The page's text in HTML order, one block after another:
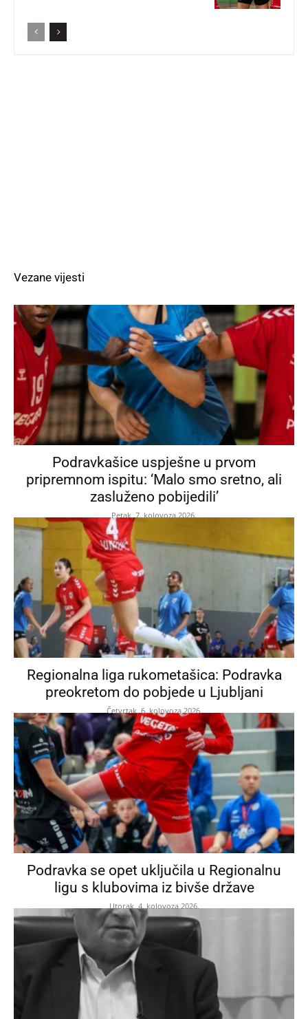
Vezane vijesti
Podravkašice uspješne u prvom
pripremnom ispitu: ‘Malo smo sretno, ali
zasluženo pobijedili’
Petak, 7. kolovoza 2026.
Regionalna liga rukometašica: Podravka
preokretom do pobjede u Ljubljani
Četvrtak, 6. kolovoza 2026.
Podravka se opet uključila u Regionalnu
ligu s klubovima iz bivše države
Utorak, 4. kolovoza 2026.